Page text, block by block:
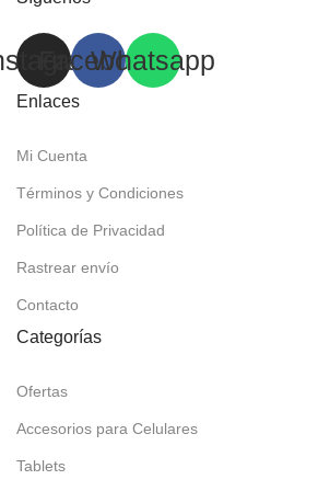
Facebook
Whatsapp
Enlaces
Mi Cuenta
Términos y Condiciones
Política de Privacidad
Rastrear envío
Contacto
Categorías
Ofertas
Accesorios para Celulares
Tablets